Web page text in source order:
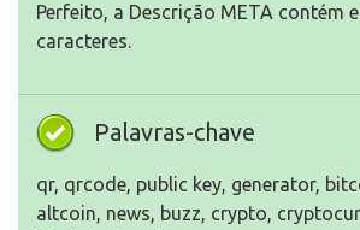
Perfeito, a Descrição META contém
caracteres.
Palavras-chave
qr, qrcode, public key, generator,
altcoin, news, buzz, crypto,